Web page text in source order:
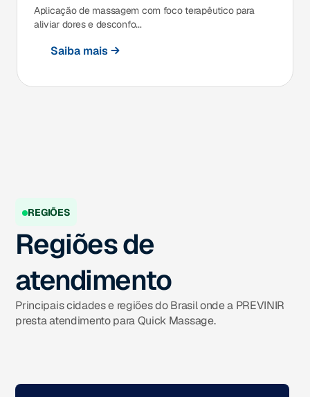
Aplicação de massagem com foco terapêutico para
aliviar dores e desconfo...
Saiba mais
REGIÕES
Regiões de
atendimento
Principais cidades e regiões do Brasil onde a PREVINIR
presta atendimento para Quick Massage.